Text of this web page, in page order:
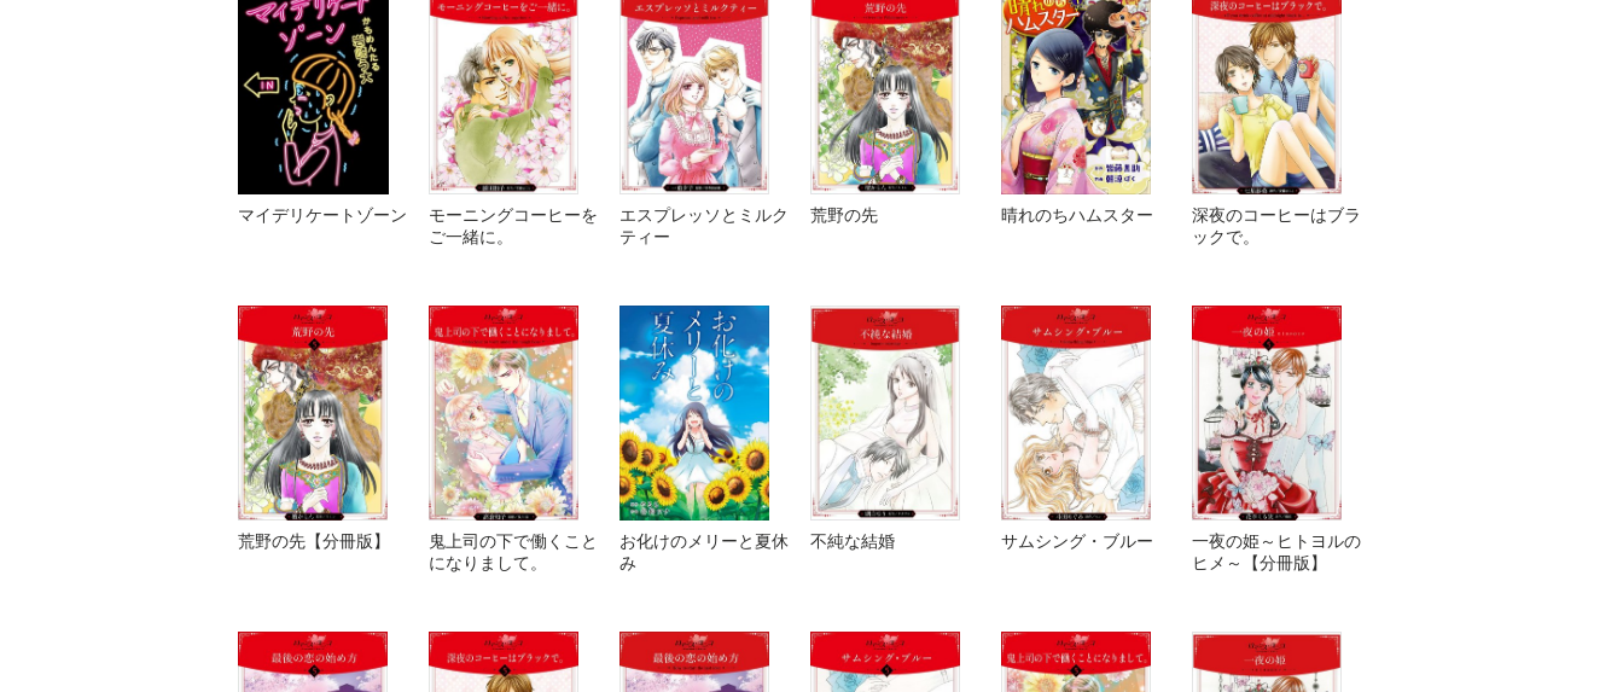
マイデリケートゾーン
モーニングコーヒーを
ご一緒に。
エスプレッソとミルク
ティー
荒野の先 晴れのちハムスター
深夜のコーヒーはブラ
ックで。
荒野の先【分冊版】
鬼上司の下で働くこと
になりまして。
お化けのメリーと夏休
み
不純な結婚 サムシング・ブルー
一夜の姫～ヒトヨルの
ヒメ～【分冊版】